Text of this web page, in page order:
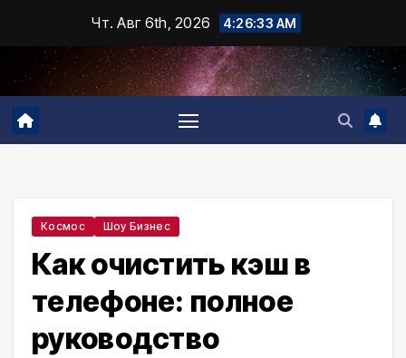
содержимому
Чт. Авг 6th, 2026 4:26:34 AM
Космос Шоу Бизнес
Как очистить кэш в
телефоне: полное
руководство